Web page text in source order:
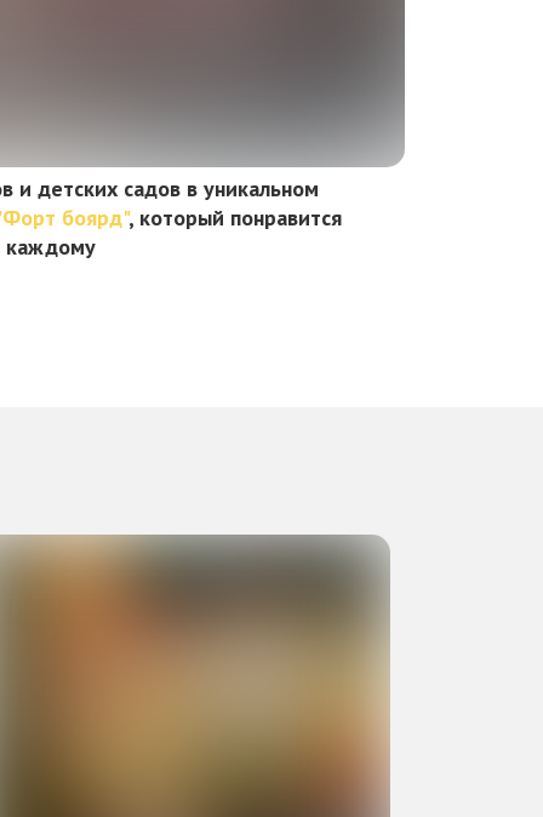
и детских садов в уникальном
боярд", который понравится
каждому